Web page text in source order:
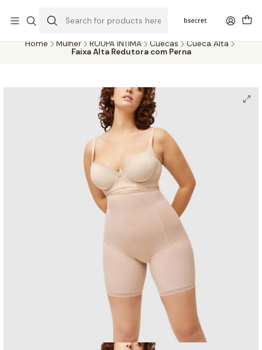
A 5 DIAS
Home Mulher ROUPA ÍNTIMA Cuecas
Cueca Alta
Faixa Alta Redutora com Perna